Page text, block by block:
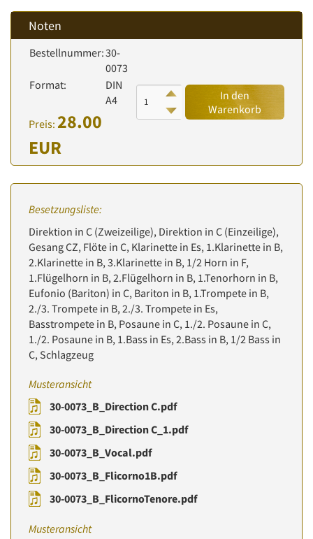
Noten
Bestellnummer:30-
0073
Format:
DIN
A4
Preis: 28.00
EUR
In den
Warenkorb
Besetzungsliste:
Direktion in C (Zweizeilige), Direktion in C (Einzeilige),
Gesang CZ, Flöte in C, Klarinette in Es, 1.Klarinette in B,
2.Klarinette in B, 3.Klarinette in B, 1/2 Horn in F,
1.Flügelhorn in B, 2.Flügelhorn in B, 1.Tenorhorn in B,
Eufonio (Bariton) in C, Bariton in B, 1.Trompete in B,
2./3. Trompete in B, 2./3. Trompete in Es,
Basstrompete in B, Posaune in C, 1./2. Posaune in C,
1./2. Posaune in B, 1.Bass in Es, 2.Bass in B, 1/2 Bass in
C, Schlagzeug
Musteransicht
30-0073_B_Direction C.pdf
30-0073_B_Direction C_1.pdf
30-0073_B_Vocal.pdf
30-0073_B_Flicorno1B.pdf
30-0073_B_FlicornoTenore.pdf
Musteransicht